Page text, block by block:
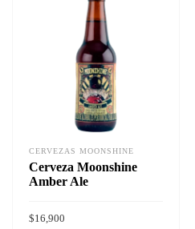
CERVEZAS MOONSHINE
Cerveza Moonshine
Amber Ale
$16,900